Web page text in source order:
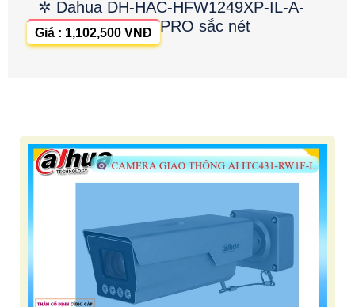
✲ Dahua DH-HAC-HFW1249XP-IL-A-
PRO sắc nét
Giá : 1,102,500 VNĐ